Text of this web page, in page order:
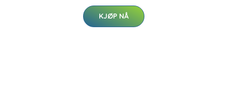
KJØP NÅ